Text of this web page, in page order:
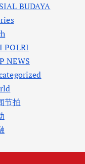
BUDAYA
POLRI
NEWS
节拍